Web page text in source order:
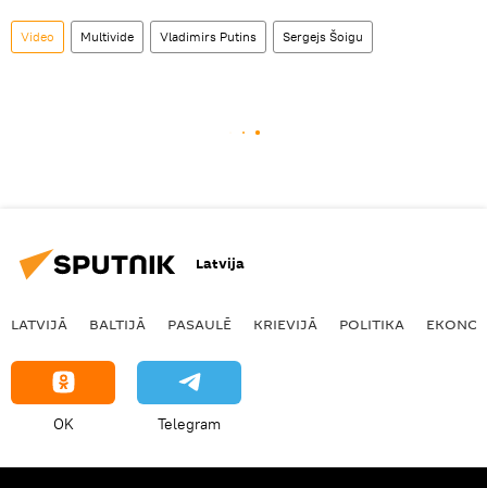
Video Multivide Vladimirs Putins Sergejs Šoigu
Latvija
LATVIJĀ BALTIJĀ PASAULĒ KRIEVIJĀ POLITIKA
OK Telegram